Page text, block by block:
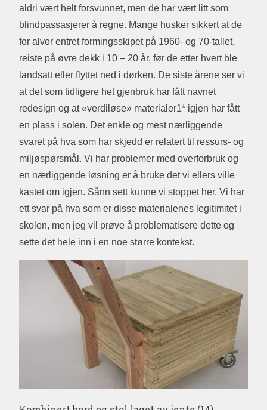
aldri vært helt forsvunnet, men de har vært litt som
blindpassasjerer å regne. Mange husker sikkert at de
for alvor entret formingsskipet på 1960- og 70-tallet,
reiste på øvre dekk i 10 – 20 år, før de etter hvert ble
landsatt eller flyttet ned i dørken. De siste årene ser vi
at det som tidligere het gjenbruk har fått navnet
redesign og at «verdiløse» materialer1* igjen har fått
en plass i solen. Det enkle og mest nærliggende
svaret på hva som har skjedd er relatert til ressurs- og
miljøspørsmål. Vi har problemer med overforbruk og
en nærliggende løsning er å bruke det vi ellers ville
kastet om igjen. Sånn sett kunne vi stoppet her. Vi har
ett svar på hva som er disse materialenes legitimitet i
skolen, men jeg vil prøve å problematisere dette og
sette det hele inn i en noe større kontekst.